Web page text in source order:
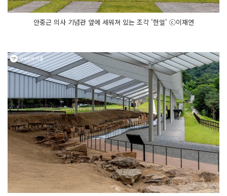
안중근 의사 기념관 앞에 세워져 있는 조각 '한얼' ⓒ이재연